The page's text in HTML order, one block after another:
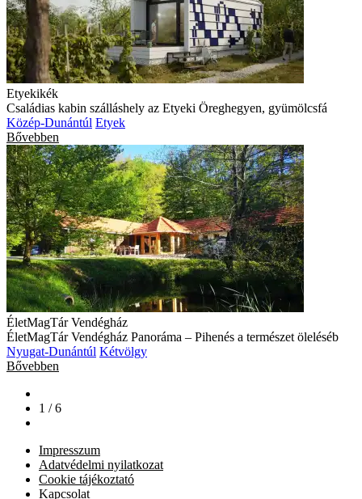
Etyekikék
Családias kabin szálláshely az Etyeki Öreghegyen, gyümölcsfá
Közép-Dunántúl Etyek
Bővebben
ÉletMagTár Vendégház
ÉletMagTár Vendégház Panoráma – Pihenés a természet öleléséb
Nyugat-Dunántúl Kétvölgy
Bővebben
1 / 6
Impresszum
Adatvédelmi nyilatkozat
Cookie tájékoztató
Kapcsolat